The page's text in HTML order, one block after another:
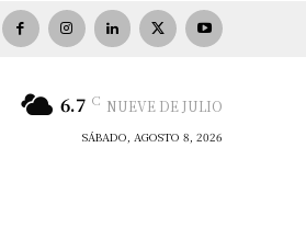
6.7 C NUEVE DE JULIO
SÁBADO, AGOSTO 8, 2026